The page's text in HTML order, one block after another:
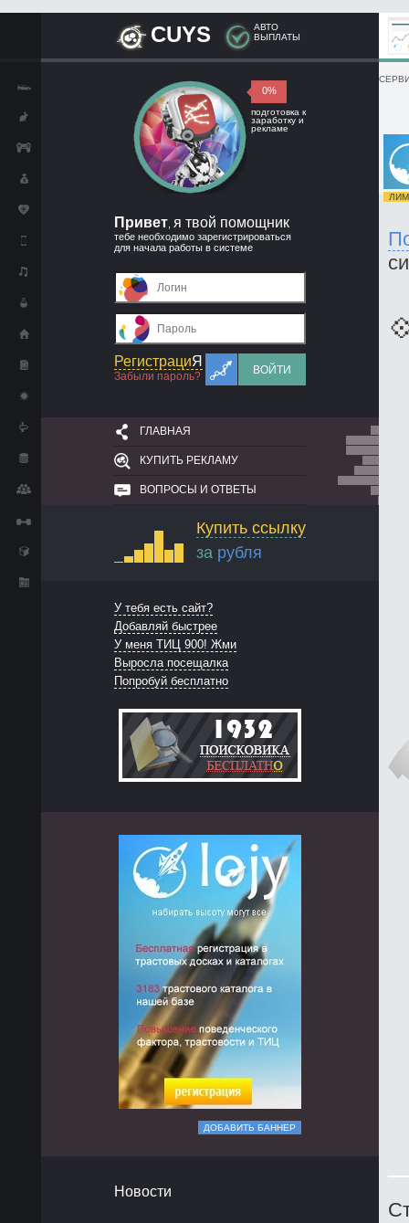
CUYS
АВТО
ВЫПЛАТЫ
0%
подготовка к
заработку и
рекламе
Привет я твой помощник
тебе необходимо зарегистрироваться
для начала работы в системе
РегистрациЯ
Забыли пароль?
ВОЙТИ
ГЛАВНАЯ
КУПИТЬ РЕКЛАМУ
ВОПРОСЫ И ОТВЕТЫ
Купить ссылку
за рубля
У тебя есть сайт?
Добавляй быстрее
У меня ТИЦ 900! Жми
Выросла посещалка
Попробуй бесплатно
ДОБАВИТЬ БАННЕР
Новости